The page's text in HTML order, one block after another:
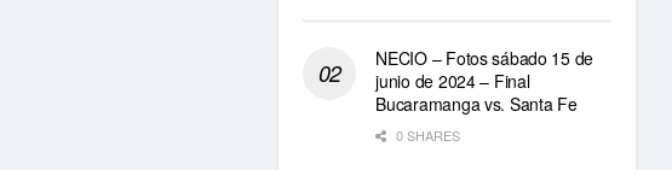
NECIO – Fotos sábado 15 de
junio de 2024 – Final
Bucaramanga vs. Santa Fe
0 SHARES